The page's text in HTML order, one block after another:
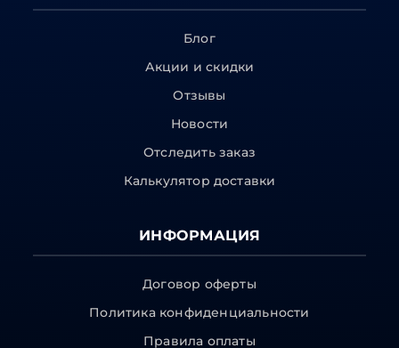
Блог
Акции и скидки
Отзывы
Новости
Отследить заказ
Калькулятор доставки
ИНФОРМАЦИЯ
Договор оферты
Политика конфиденциальности
Правила оплаты